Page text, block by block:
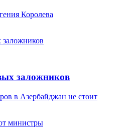
Королева
заложников
в Азербайджан не стоит